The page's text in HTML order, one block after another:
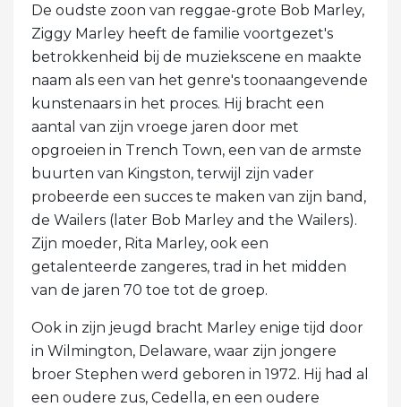
De oudste zoon van reggae-grote Bob Marley,
Ziggy Marley heeft de familie voortgezet's
betrokkenheid bij de muziekscene en maakte
naam als een van het genre's toonaangevende
kunstenaars in het proces. Hij bracht een
aantal van zijn vroege jaren door met
opgroeien in Trench Town, een van de armste
buurten van Kingston, terwijl zijn vader
probeerde een succes te maken van zijn band,
de Wailers (later Bob Marley and the Wailers).
Zijn moeder, Rita Marley, ook een
getalenteerde zangeres, trad in het midden
van de jaren 70 toe tot de groep.
Ook in zijn jeugd bracht Marley enige tijd door
in Wilmington, Delaware, waar zijn jongere
broer Stephen werd geboren in 1972. Hij had al
een oudere zus, Cedella, en een oudere